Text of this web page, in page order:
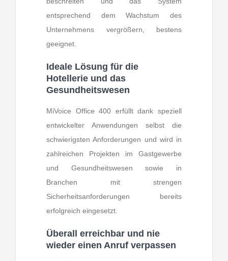
entsprechend dem Wachstum des
Unternehmens vergrößern, bestens
geeignet.
Ideale Lösung für die
Hotellerie und das
Gesundheitswesen
MiVoice Office 400 erfüllt dank speziell
entwickelter Anwendungen selbst die
schwierigsten Anforderungen und wird in
zahlreichen Projekten im Gastgewerbe
und Gesundheitswesen sowie in
Branchen mit strengen
Sicherheitsanforderungen bereits
erfolgreich eingesetzt.
Überall erreichbar und nie
wieder einen Anruf verpassen